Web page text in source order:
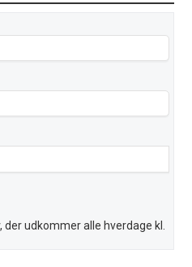
udkommer alle hverdage kl.